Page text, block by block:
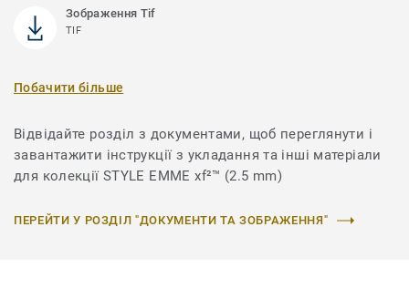
Зображення Tif
TIF
Побачити більше
Відвідайте розділ з документами, щоб переглянути і
завантажити інструкції з укладання та інші матеріали
для колекції STYLE EMME xf²™ (2.5 mm)
ПЕРЕЙТИ У РОЗДІЛ "ДОКУМЕНТИ ТА ЗОБРАЖЕННЯ"